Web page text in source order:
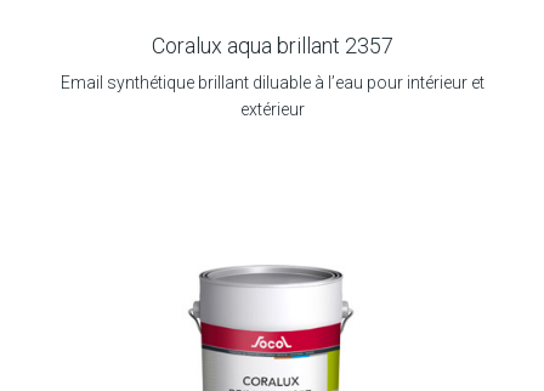
Coralux aqua brillant 2357
Email synthétique brillant diluable à l’eau pour intérieur et
extérieur